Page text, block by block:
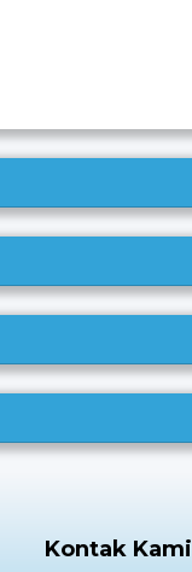
Kontak Kami